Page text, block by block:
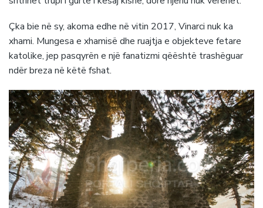
Çka bie në sy, akoma edhe në vitin 2017, Vinarci nuk ka
xhami. Mungesa e xhamisë dhe ruajtja e objekteve fetare
katolike, jep pasqyrën e një fanatizmi qëështë trashëguar
ndër breza në këtë fshat.